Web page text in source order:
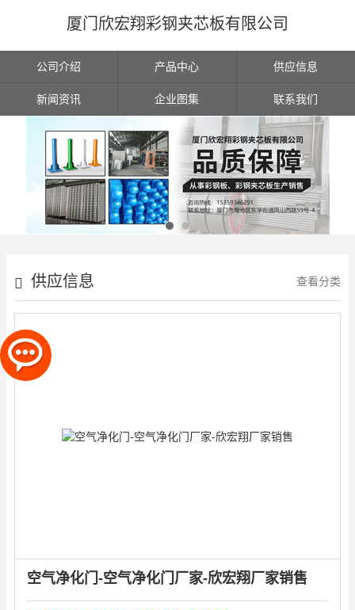
厦门欣宏翔彩钢夹芯板有限公司
公司介绍 产品中心 供应信息
新闻资讯 企业图集 联系我们
供应信息 查看分类
空气净化门-空气净化门厂家-欣宏翔厂家销售